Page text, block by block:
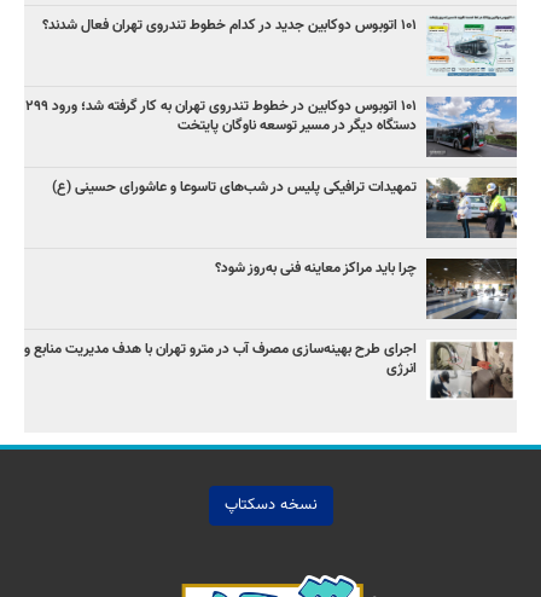
۱۰۱ اتوبوس دوکابین جدید در کدام خطوط تندروی تهران فعال شدند؟
۱۰۱ اتوبوس دوکابین در خطوط تندروی تهران به کار گرفته شد؛ ورود ۲۹۹
دستگاه دیگر در مسیر توسعه ناوگان پایتخت
تمهیدات ترافیکی پلیس در شب‌های تاسوعا و عاشورای حسینی (ع)
چرا باید مراکز معاینه فنی به‌روز شود؟
اجرای طرح بهینه‌سازی مصرف آب در مترو تهران با هدف مدیریت منابع و
انرژی
نسخه دسکتاپ